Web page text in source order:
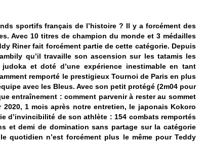
sportifs français de l’histoire ? Il y a forcément des
Avec 10 titres de champion du monde et 3 médailles
Riner fait forcément partie de cette catégorie. Depuis
qu’il travaille son ascension sur les tatamis les
et doté d’une expérience inestimable en tant
remporté le prestigieux Tournoi de Paris en plus
avec les Bleus. Avec son petit protégé (2m04 pour
entraînement : comment parvenir à rester au sommet
1 mois après notre entretien, le japonais Kokoro
d’invincibilité de son athlète : 154 combats remportés
et demi de domination sans partage sur la catégorie
quotidien n’est forcément plus le même pour Teddy